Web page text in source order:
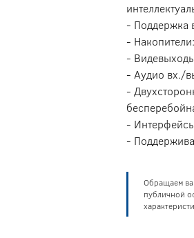
- Поддержка
-
-
- Аудио вх./
-
-
-
Обращаем
публичной